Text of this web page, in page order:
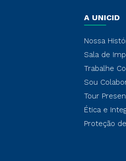
A UNICID
Nossa
Sala de
Trabalhe
Sou
Tour
Ética e
Proteção